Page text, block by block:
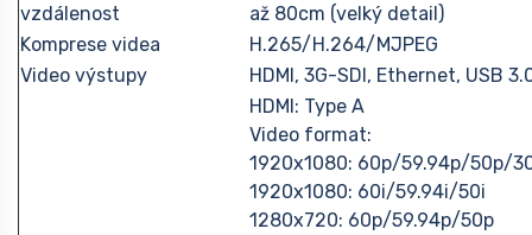
vzdálenost
až 80cm (velký detail)
Komprese videa
H.265/H.264/MJPEG
Video výstupy
HDMI, 3G-SDI, Ethernet, USB
HDMI: Type A
Video format:
1920x1080: 60p/59.94p/50p/
1920x1080: 60i/59.94i/50i
1280x720: 60p/59.94p/50p